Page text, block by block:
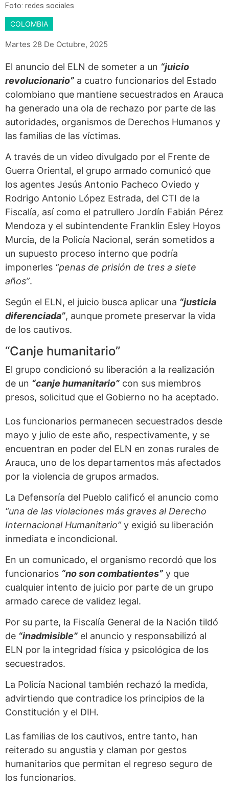
Foto: redes sociales
COLOMBIA
Martes 28 De Octubre, 2025
El anuncio del ELN de someter a un “juicio
revolucionario” a cuatro funcionarios del Estado
colombiano que mantiene secuestrados en Arauca
ha generado una ola de rechazo por parte de las
autoridades, organismos de Derechos Humanos y
las familias de las víctimas.
A través de un video divulgado por el Frente de
Guerra Oriental, el grupo armado comunicó que
los agentes Jesús Antonio Pacheco Oviedo y
Rodrigo Antonio López Estrada, del CTI de la
Fiscalía, así como el patrullero Jordín Fabián Pérez
Mendoza y el subintendente Franklin Esley Hoyos
Murcia, de la Policía Nacional, serán sometidos a
un supuesto proceso interno que podría
imponerles “penas de prisión de tres a siete
años”.
Según el ELN, el juicio busca aplicar una “justicia
diferenciada”, aunque promete preservar la vida
de los cautivos.
“Canje humanitario”
El grupo condicionó su liberación a la realización
de un “canje humanitario” con sus miembros
presos, solicitud que el Gobierno no ha aceptado.
Los funcionarios permanecen secuestrados desde
mayo y julio de este año, respectivamente, y se
encuentran en poder del ELN en zonas rurales de
Arauca, uno de los departamentos más afectados
por la violencia de grupos armados.
La Defensoría del Pueblo calificó el anuncio como
“una de las violaciones más graves al Derecho
Internacional Humanitario”y exigió su liberación
inmediata e incondicional.
En un comunicado, el organismo recordó que los
funcionarios “no son combatientes” y que
cualquier intento de juicio por parte de un grupo
armado carece de validez legal.
Por su parte, la Fiscalía General de la Nación tildó
de “inadmisible” el anuncio y responsabilizó al
ELN por la integridad física y psicológica de los
secuestrados.
La Policía Nacional también rechazó la medida,
advirtiendo que contradice los principios de la
Constitución y el DIH.
Las familias de los cautivos, entre tanto, han
reiterado su angustia y claman por gestos
humanitarios que permitan el regreso seguro de
los funcionarios.